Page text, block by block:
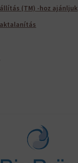
(TM) -hoz ajánljuk